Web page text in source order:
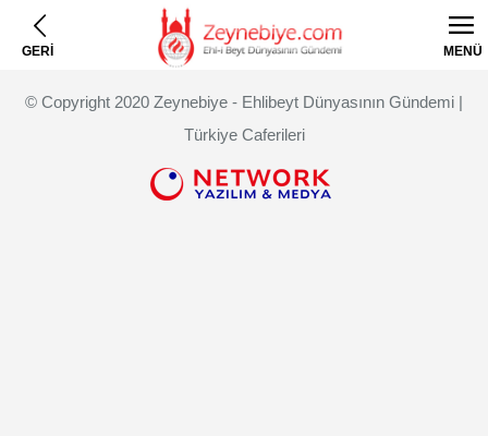
GERİ MENÜ
© Copyright 2020 Zeynebiye - Ehlibeyt Dünyasının Gündemi |
Türkiye Caferileri